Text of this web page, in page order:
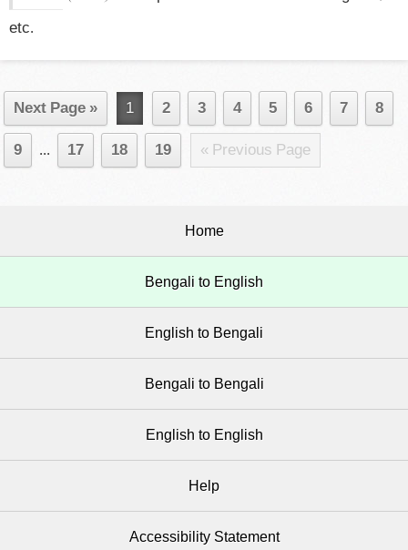
etc.
Next Page » 1 2 3 4 5 6 7 8
9 ... 17 18 19 « Previous Page
Home
Bengali to English
English to Bengali
Bengali to Bengali
English to English
Help
Accessibility Statement